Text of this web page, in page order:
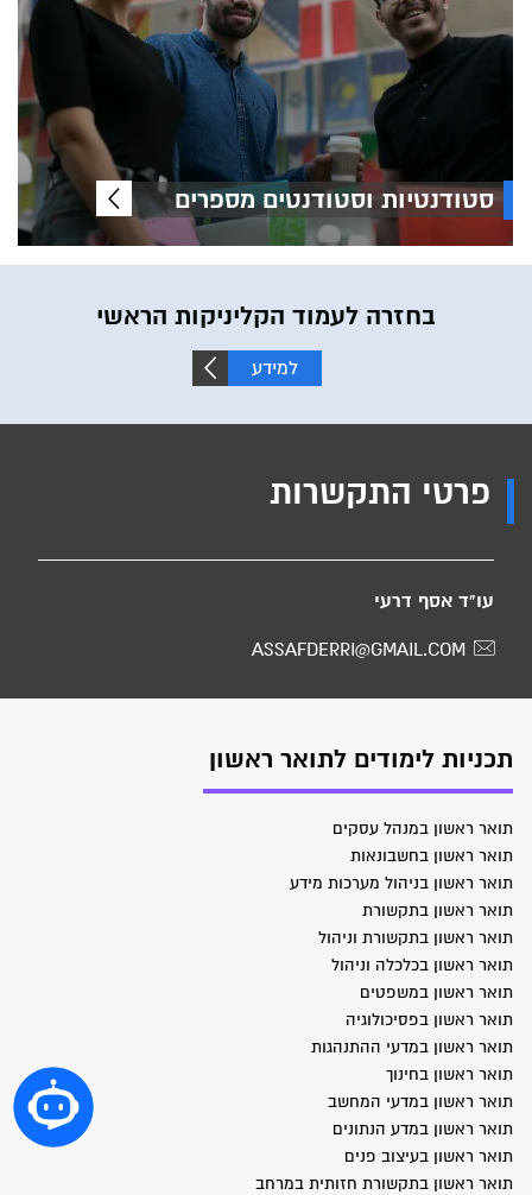
סטודנטיות וסטודנטים מספרים
בחזרה לעמוד הקליניקות הראשי
למידע
פרטי התקשרות
עו"ד אסף דרעי
ASSAFDERRI@GMAIL.COM
תכניות לימודים לתואר ראשון
תואר ראשון במנהל עסקים
תואר ראשון בחשבונאות
תואר ראשון בניהול מערכות מידע
תואר ראשון בתקשורת
תואר ראשון בתקשורת וניהול
תואר ראשון בכלכלה וניהול
תואר ראשון במשפטים
תואר ראשון בפסיכולוגיה
תואר ראשון במדעי ההתנהגות
תואר ראשון בחינוך
תואר ראשון במדעי המחשב
תואר ראשון במדע הנתונים
תואר ראשון בעיצוב פנים
תואר ראשון בתקשורת חזותית במרחב